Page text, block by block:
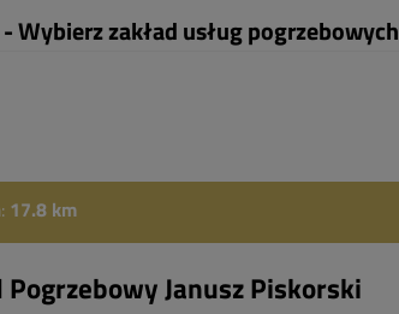
- Wybierz zakład usług pogrzebowych
17.8 km
Pogrzebowy Janusz Piskorski